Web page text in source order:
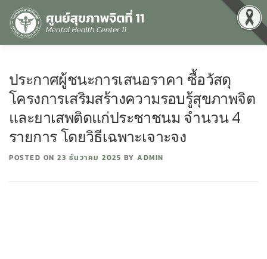
Menu
คุณธรรมและความโปร่งใส
ศูนย์ข้อมูลข่าวสาร DATA CATALOG สื่อสุขภาพจิต
คู่มือ สำหรับบุคลากร
ประกาศผู้ชนะการเสนอราคา ซื้อวัสดุ
โครงการเสริมสร้างความรอบรู้สุขภาพจิต
และยาเสพติดแก่ประชาชนม จำนวน 4
รายการ โดยวิธีเฉพาะเจาะจง
POSTED ON 23 ธันวาคม 2025 BY ADMIN